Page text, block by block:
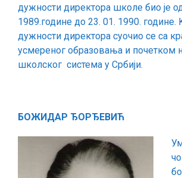
дужности директора школе био је
1989.године до 23. 01. 1990.
дужности директора суочио се са
усмереног образовања и почетком
школског система у Србији.
БОЖИДАР ЂОРЂЕВИЋ